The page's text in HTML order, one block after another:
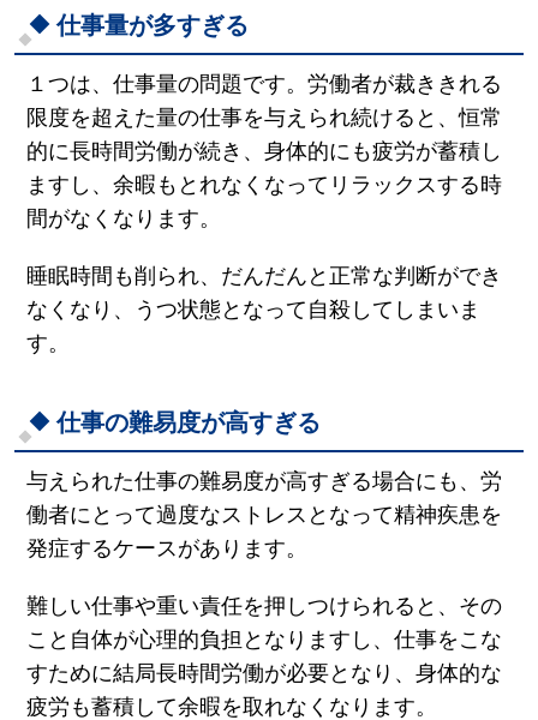
仕事量が多すぎる
１つは、仕事量の問題です。労働者が裁ききれる
限度を超えた量の仕事を与えられ続けると、恒常
的に長時間労働が続き、身体的にも疲労が蓄積し
ますし、余暇もとれなくなってリラックスする時
間がなくなります。
睡眠時間も削られ、だんだんと正常な判断ができ
なくなり、うつ状態となって自殺してしまいま
す。
仕事の難易度が高すぎる
与えられた仕事の難易度が高すぎる場合にも、労
働者にとって過度なストレスとなって精神疾患を
発症するケースがあります。
難しい仕事や重い責任を押しつけられると、その
こと自体が心理的負担となりますし、仕事をこな
すために結局長時間労働が必要となり、身体的な
疲労も蓄積して余暇を取れなくなります。